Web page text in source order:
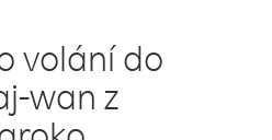
volání do
wan z